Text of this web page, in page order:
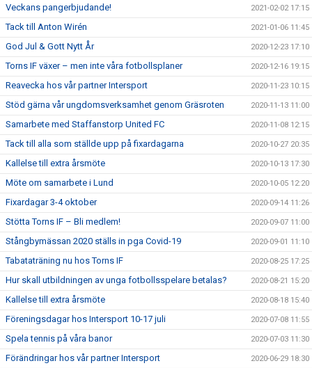
Veckans pangerbjudande! 2021-02-02 17:15
Tack till Anton Wirén 2021-01-06 11:45
God Jul & Gott Nytt År 2020-12-23 17:10
Torns IF växer – men inte våra fotbollsplaner 2020-12-16 19:15
Reavecka hos vår partner Intersport 2020-11-23 10:15
Stöd gärna vår ungdomsverksamhet genom Gräsroten 2020-11-13 11:00
Samarbete med Staffanstorp United FC 2020-11-08 12:15
Tack till alla som ställde upp på fixardagarna 2020-10-27 20:35
Kallelse till extra årsmöte 2020-10-13 17:30
Möte om samarbete i Lund 2020-10-05 12:20
Fixardagar 3-4 oktober 2020-09-14 11:26
Stötta Torns IF – Bli medlem! 2020-09-07 11:00
Stångbymässan 2020 ställs in pga Covid-19 2020-09-01 11:10
Tabataträning nu hos Torns IF 2020-08-25 17:25
Hur skall utbildningen av unga fotbollsspelare betalas? 2020-08-21 15:20
Kallelse till extra årsmöte 2020-08-18 15:40
Föreningsdagar hos Intersport 10-17 juli 2020-07-08 11:55
Spela tennis på våra banor 2020-07-03 11:30
Förändringar hos vår partner Intersport 2020-06-29 18:30